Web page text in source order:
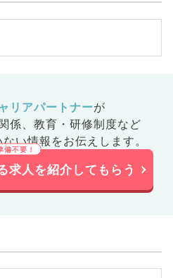
科
リアパートナーが
係、 教育・研修制度など
い情報をお伝えします。
求人を紹介してもらう